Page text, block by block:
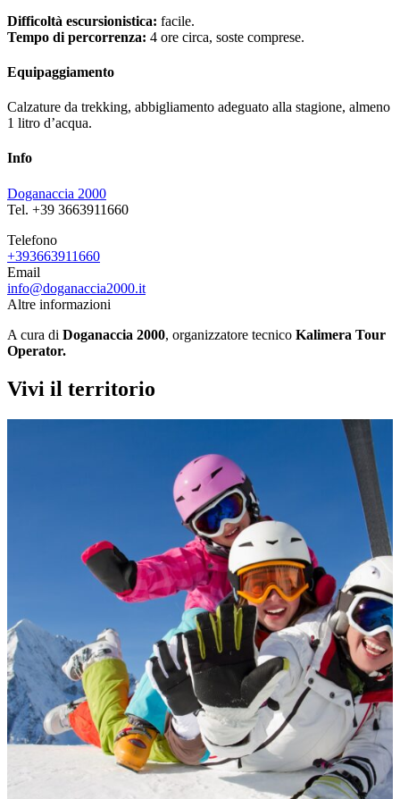
Difficoltà escursionistica: facile.
Tempo di percorrenza: 4 ore circa, soste comprese.
Equipaggiamento
Calzature da trekking, abbigliamento adeguato alla stagione, almeno
1 litro d’acqua.
Info
Doganaccia 2000
Tel. +39 3663911660
Telefono
+393663911660
Email
info@doganaccia2000.it
Altre informazioni
A cura di Doganaccia 2000, organizzatore tecnico Kalimera Tour
Operator.
Vivi il territorio